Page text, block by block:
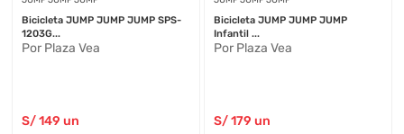
Bicicleta JUMP JUMP JUMP SPS-
1203G...
Por Plaza Vea
S/149 un
Bicicleta JUMP JUMP JUMP
Infantil ...
Por Plaza Vea
S/179 un